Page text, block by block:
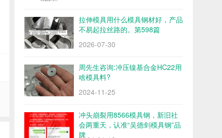
拉伸模具用什么模具钢材好，产品
不易起拉丝路的。第598篇
2026-07-30
周先生咨询:冲压镍基合金HC22用
啥模具料?
2024-11-25
冲头崩裂用8566模具钢，新旧社
会两重天，认准“吴德剑模具钢”品
牌